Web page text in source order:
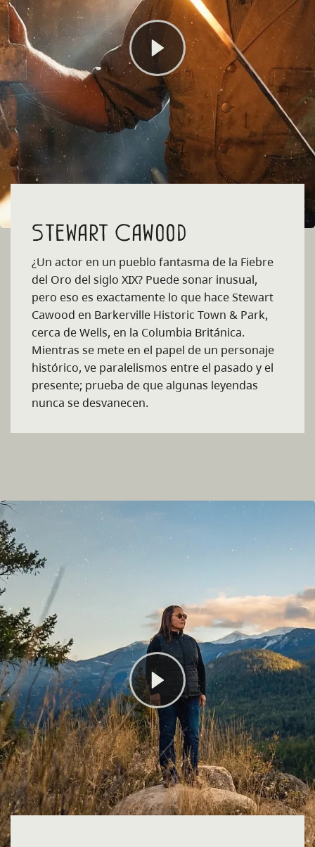
Stewart Cawood
¿Un actor en un pueblo fantasma de la Fiebre
del Oro del siglo XIX? Puede sonar inusual,
pero eso es exactamente lo que hace Stewart
Cawood en Barkerville Historic Town & Park,
cerca de Wells, en la Columbia Británica.
Mientras se mete en el papel de un personaje
histórico, ve paralelismos entre el pasado y el
presente; prueba de que algunas leyendas
nunca se desvanecen.